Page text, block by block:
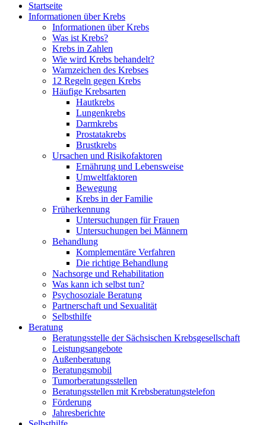
Startseite
Informationen über Krebs
Informationen über Krebs
Was ist Krebs?
Krebs in Zahlen
Wie wird Krebs behandelt?
Warnzeichen des Krebses
12 Regeln gegen Krebs
Häufige Krebsarten
Hautkrebs
Lungenkrebs
Darmkrebs
Prostatakrebs
Brustkrebs
Ursachen und Risikofaktoren
Ernährung und Lebensweise
Umweltfaktoren
Bewegung
Krebs in der Familie
Früherkennung
Untersuchungen für Frauen
Untersuchungen bei Männern
Behandlung
Komplementäre Verfahren
Die richtige Behandlung
Nachsorge und Rehabilitation
Was kann ich selbst tun?
Psychosoziale Beratung
Partnerschaft und Sexualität
Selbsthilfe
Beratung
Beratungsstelle der Sächsischen Krebsgesellschaft
Leistungsangebote
Außenberatung
Beratungsmobil
Tumorberatungsstellen
Beratungsstellen mit Krebsberatungstelefon
Förderung
Jahresberichte